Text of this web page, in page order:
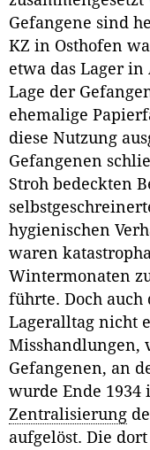
Gefangene sind
KZ in Osthofen
etwa das Lager
Lage der
ehemalige
diese Nutzung
Gefangenen
Stroh bedeckten
hygienischen
waren
Wintermonaten
führte. Doch auch
Lageralltag nicht
Misshandlungen,
Gefangenen, an
wurde Ende 1934
Zentralisierung
aufgelöst. Die